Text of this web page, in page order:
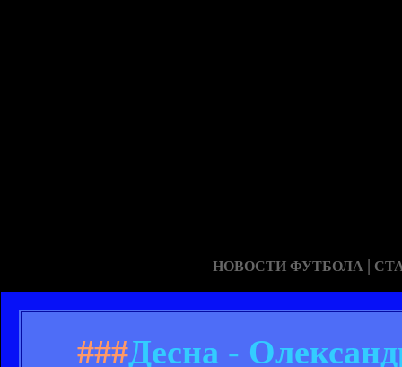
НОВОСТИ ФУТБОЛА |
###Десна -